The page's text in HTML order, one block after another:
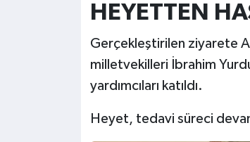
HEYETTEN
Gerçekleştirilen ziyarete
milletvekilleri İbrahim
yardımcıları katıldı.
Heyet, tedavi süreci